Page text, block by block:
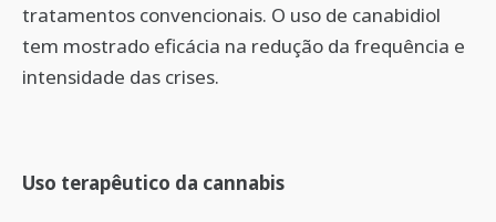
tratamentos convencionais. O uso de canabidiol
tem mostrado eficácia na redução da frequência e
intensidade das crises.
Uso terapêutico da cannabis